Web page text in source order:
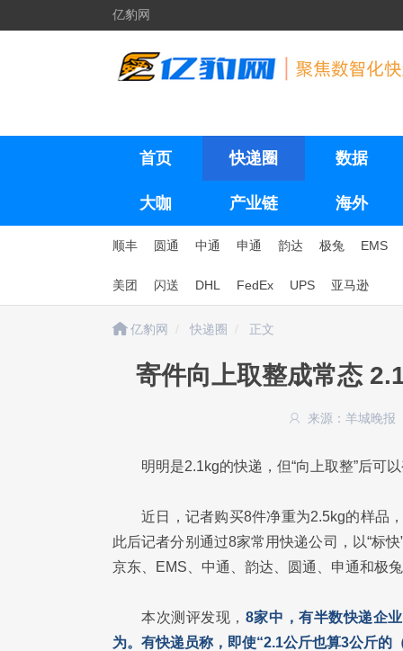
亿豹网
首页 快递圈 数据
大咖 产业链 海外
顺丰 圆通 中通 申通 韵达 极兔 EMS
美团 闪送 DHL FedEx UPS 亚马逊
亿豹网 快递圈 正文
寄件向上取整成常态
来源：羊城晚报
明明是2.1kg的快递，但“向上取整”后可
近日，记者购买8件净重为2.5kg的样品
此后记者分别通过8家常用快递公司，以“标
京东、EMS、中通、韵达、圆通、申通和极
本次测评发现， 8家中，有半数快递企
为。有快递员称，即使“2.1公斤也算3公斤的